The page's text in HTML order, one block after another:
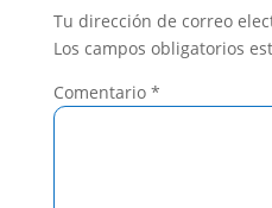
Tu dirección de correo
Los campos obligatorios
Comentario *